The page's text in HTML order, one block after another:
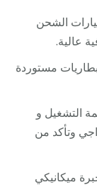
الشحن
عالية.
بطاريات مستوردة
التشغيل و
وتأكد من
ميكانيكي